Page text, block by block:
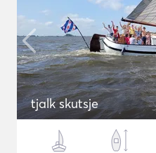
tjalk skutsje